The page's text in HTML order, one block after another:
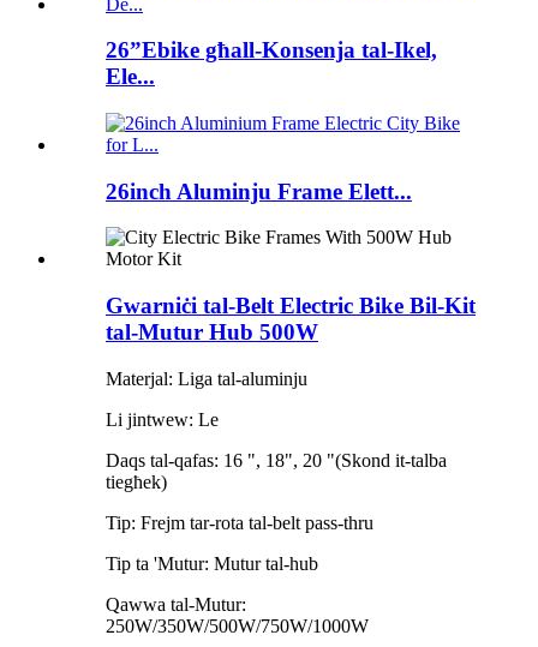
26”Ebike għall-Konsenja tal-Ikel,
Ele...
26inch Aluminju Frame Elett...
Gwarniċi tal-Belt Electric Bike Bil-Kit
tal-Mutur Hub 500W
Materjal: Liga tal-aluminju
Li jintwew: Le
Daqs tal-qafas: 16 ", 18", 20 "(Skond it-talba
tiegħek)
Tip: Frejm tar-rota tal-belt pass-thru
Tip ta 'Mutur: Mutur tal-hub
Qawwa tal-Mutur:
250W/350W/500W/750W/1000W